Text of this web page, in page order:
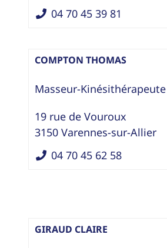
04 70 45 39 81
COMPTON THOMAS
Masseur-Kinésithérapeute
19 rue de Vouroux
3150 Varennes-sur-Allier
04 70 45 62 58
GIRAUD CLAIRE